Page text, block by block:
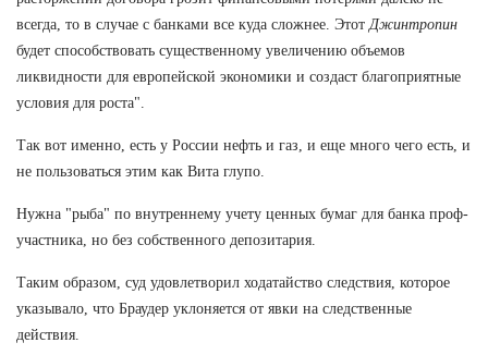
всегда, то в случае с банками все куда сложнее. Этот Джинтропин
будет способствовать существенному увеличению объемов
ликвидности для европейской экономики и создаст благоприятные
условия для роста".
Так вот именно, есть у России нефть и газ, и еще много чего есть, и
не пользоваться этим как Вита глупо.
Нужна "рыба" по внутреннему учету ценных бумаг для банка проф-
участника, но без собственного депозитария.
Таким образом, суд удовлетворил ходатайство следствия, которое
указывало, что Браудер уклоняется от явки на следственные
действия.